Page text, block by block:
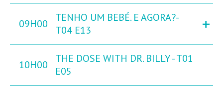
09H00
TENHO UM BEBÉ. E AGORA?-
T04 E13
+
10H00
THE DOSE WITH DR. BILLY - T01
E05